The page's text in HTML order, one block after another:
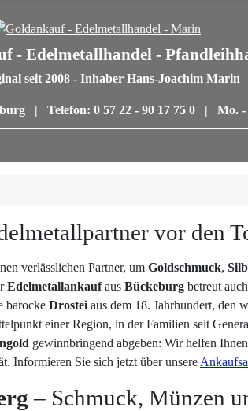
- Edelmetallhandel -
seit 2008 - Inhaber Hans-Joachim Marin
| Telefon: 0 57 22 - 90 17 75 0 | Mo. -
vor den
verlässlichen Partner, um Goldschmuck,
Edelmetallankaufaus Bückeburg betreut
barocke Drostei aus dem 18. Jahrhundert, den
einer Region, in der Familien seit
gewinnbringend abgeben: Wir helfen
Informieren Sie sich jetzt über unsere
– Schmuck, Münzen